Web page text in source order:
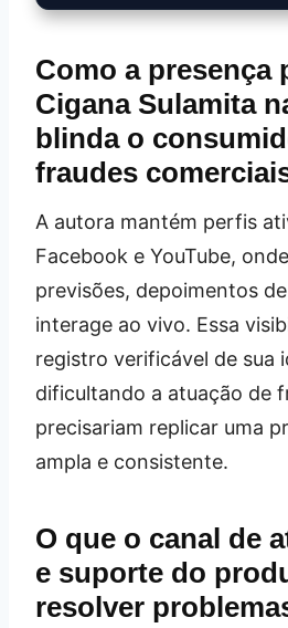
Como a presença
Cigana Sulamita
blinda o
fraudes
A autora mantém perfis
Facebook e YouTube,
previsões, depoimentos
interage ao vivo. Essa
registro verificável de sua
dificultando a atuação de
precisariam replicar uma
ampla e consistente.
O que o canal de
e suporte do
resolver